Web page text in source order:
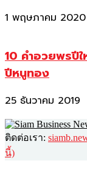
1 พฤษภาคม 2020
10 คำอวยพรปี
ปีหนูทอง
25 ธันวาคม 2019
ติดต่อเรา:
นี้)